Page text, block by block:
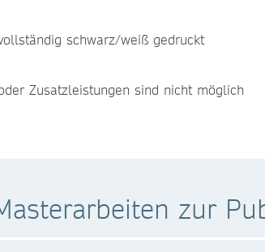
schwarz/weiß gedruckt
Zusatzleistungen sind nicht möglich
zur